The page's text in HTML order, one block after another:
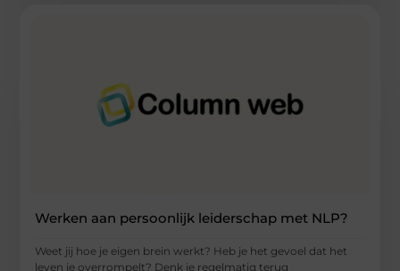
Werken aan persoonlijk leiderschap met NLP?
Weet jij hoe je eigen brein werkt? Heb je het gevoel dat het
leven je overrompelt? Denk je regelmatig terug